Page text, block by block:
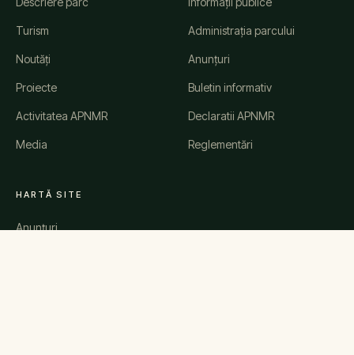
Turism
Noutăți
Proiecte
Activitatea APNMR
Media
Administrația parcului
Anunțuri
Buletin informativ
Declaratii APNMR
Reglementări
HARTĂ SITE
Anunțuri